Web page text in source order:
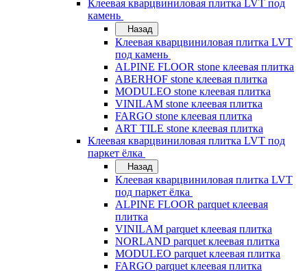
Клеевая кварцвиниловая плитка LVT под
камень
Назад
Клеевая кварцвиниловая плитка LVT
под камень
ALPINE FLOOR stone клеевая плитка
ABERHOF stone клеевая плитка
MODULEO stone клеевая плитка
VINILAM stone клеевая плитка
FARGO stone клеевая плитка
ART TILE stone клеевая плитка
Клеевая кварцвиниловая плитка LVT под
паркет ёлка
Назад
Клеевая кварцвиниловая плитка LVT
под паркет ёлка
ALPINE FLOOR parquet клеевая
плитка
VINILAM parquet клеевая плитка
NORLAND parquet клеевая плитка
MODULEO parquet клеевая плитка
FARGO parquet клеевая плитка